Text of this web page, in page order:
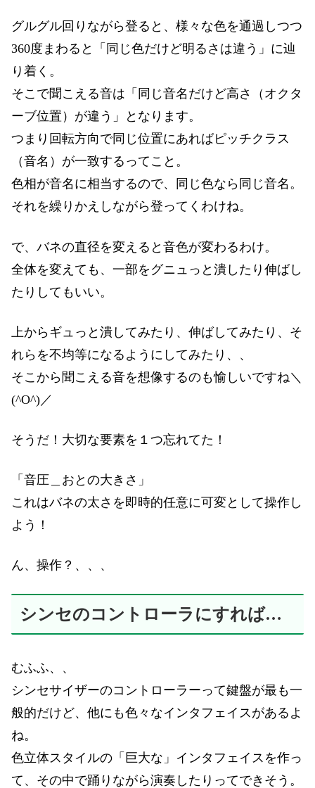
グルグル回りながら登ると、様々な色を通過しつつ
360度まわると「同じ色だけど明るさは違う」に辿
り着く。
そこで聞こえる音は「同じ音名だけど高さ（オクタ
ーブ位置）が違う」となります。
つまり回転方向で同じ位置にあればピッチクラス
（音名）が一致するってこと。
色相が音名に相当するので、同じ色なら同じ音名。
それを繰りかえしながら登ってくわけね。
で、バネの直径を変えると音色が変わるわけ。
全体を変えても、一部をグニュっと潰したり伸ばし
たりしてもいい。
上からギュっと潰してみたり、伸ばしてみたり、そ
れらを不均等になるようにしてみたり、、
そこから聞こえる音を想像するのも愉しいですね＼
(^O^)／
そうだ！大切な要素を１つ忘れてた！
「音圧＿おとの大きさ」
これはバネの太さを即時的任意に可変として操作し
よう！
ん、操作？、、、
シンセのコントローラにすれば…
むふふ、、
シンセサイザーのコントローラーって鍵盤が最も一
般的だけど、他にも色々なインタフェイスがあるよ
ね。
色立体スタイルの「巨大な」インタフェイスを作っ
て、その中で踊りながら演奏したりってできそう。